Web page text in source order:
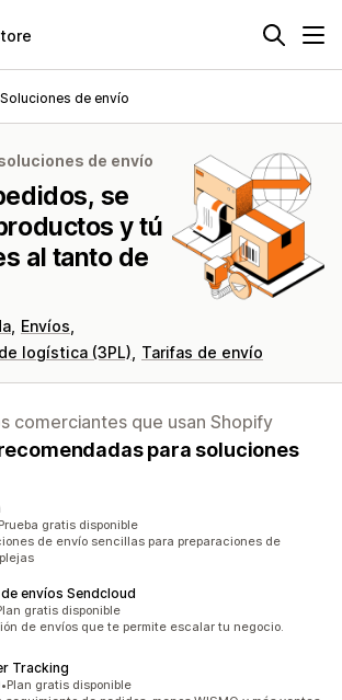
Soluciones de envío
de envío
se
y tú
al tanto de
Envíos
logística (3PL)
Tarifas de envío
comerciantes que usan Shopify
para soluciones
en total
Prueba gratis disponible
de envío sencillas para preparaciones de
envíos Sendcloud
total
gratis disponible
de envíos que te permite escalar tu negocio.
Tracking
en total
•Plan gratis disponible